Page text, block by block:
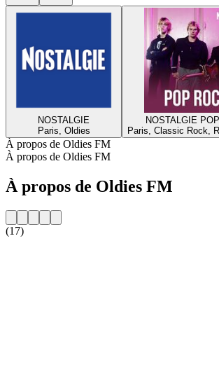
NOSTALGIE
Paris, Oldies
NOSTALGIE
Paris, Classic Rock,
À propos de Oldies FM
À propos de Oldies FM
À propos de Oldies FM
(17)